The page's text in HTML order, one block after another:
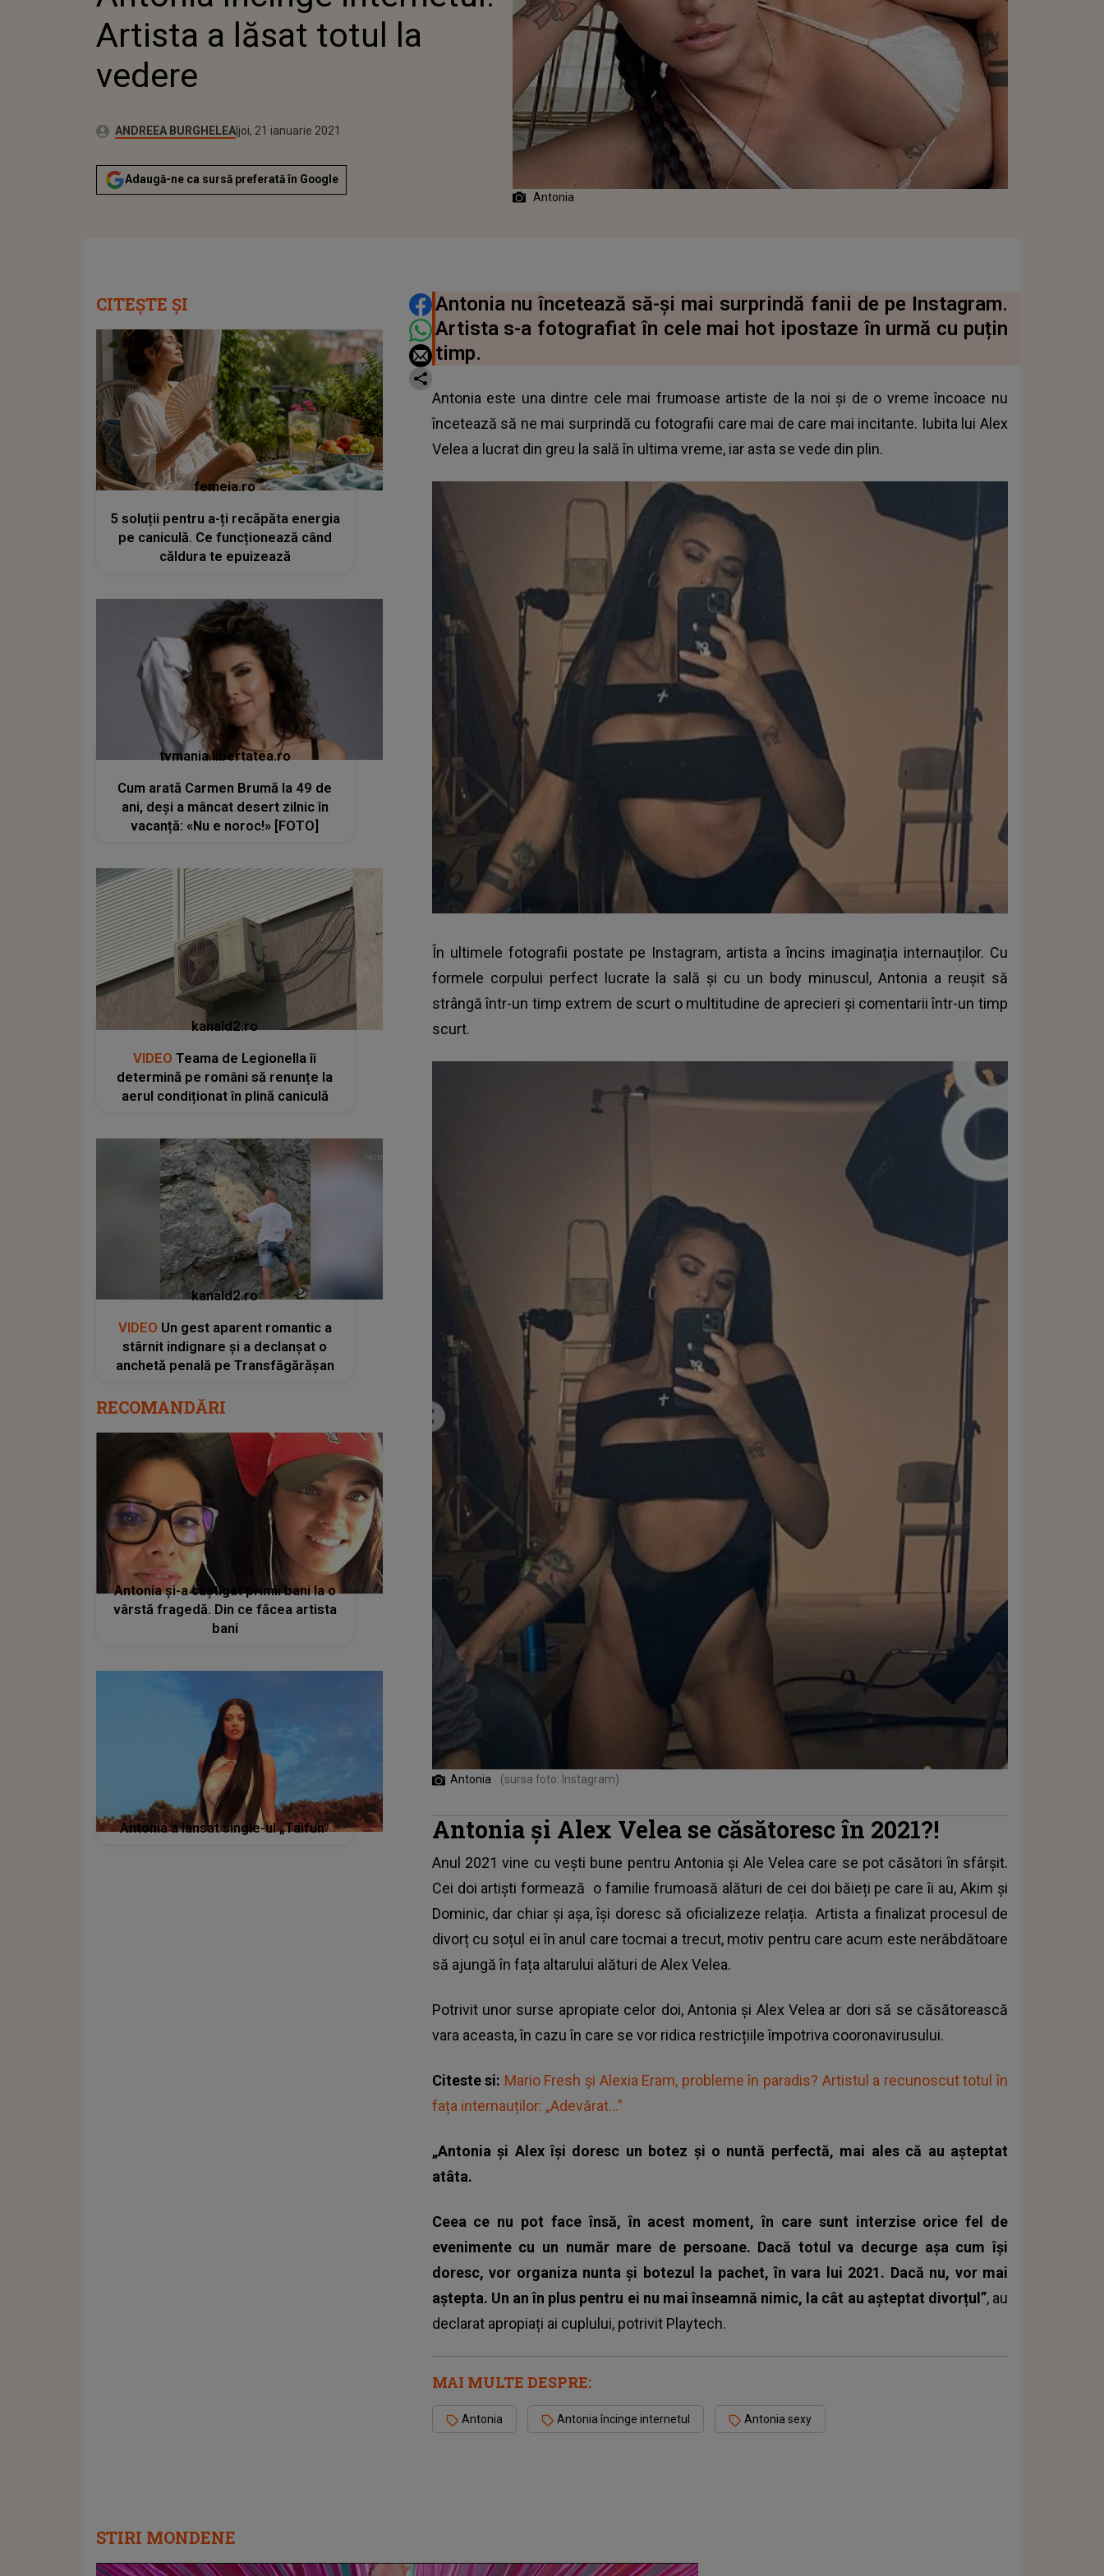
Artista a lăsat totul la
vedere
Autor:ANDREEA BURGHELEAPublicat:
joi, 21 ianuarie 2021
Actualizat:
joi, 21 ianuarie 2021
Adaugă-ne ca sursă preferată în Google
Antonia
DISTRIBUIE ARTICOLUL
Antonia nu încetează să-și mai surprindă fanii de pe Instagram.
Artista s-a fotografiat în cele mai hot ipostaze în urmă cu puțin
timp.
Antonia este una dintre cele mai frumoase artiste de la noi și de o vreme încoace nu
încetează să ne mai surprindă cu fotografii care mai de care mai incitante. Iubita lui Alex
Velea a lucrat din greu la sală în ultima vreme, iar asta se vede din plin.
În ultimele fotografii postate pe Instagram, artista a încins imaginația internauților. Cu
formele corpului perfect lucrate la sală și cu un body minuscul, Antonia a reușit să
strângă într-un timp extrem de scurt o multitudine de aprecieri și comentarii într-un timp
scurt.
Antonia (sursa foto: Instagram)
Antonia și Alex Velea se căsătoresc în 2021?!
Anul 2021 vine cu vești bune pentru Antonia și Ale Velea care se pot căsători în sfârșit.
Cei doi artiști formează o familie frumoasă alături de cei doi băieți pe care îi au, Akim și
Dominic, dar chiar și așa, își doresc să oficializeze relația. Artista a finalizat procesul de
divorț cu soțul ei în anul care tocmai a trecut, motiv pentru care acum este nerăbdătoare
să ajungă în fața altarului alături de Alex Velea.
Potrivit unor surse apropiate celor doi, Antonia și Alex Velea ar dori să se căsătorească
vara aceasta, în cazu în care se vor ridica restricțiile împotriva cooronavirusului.
Citeste si: Mario Fresh și Alexia Eram, probleme în paradis? Artistul a recunoscut totul în
fața internauților: „Adevărat...”
„Antonia și Alex își doresc un botez și o nuntă perfectă, mai ales că au așteptat
atâta.
Ceea ce nu pot face însă, în acest moment, în care sunt interzise orice fel de
evenimente cu un număr mare de persoane. Dacă totul va decurge așa cum își
doresc, vor organiza nunta și botezul la pachet, în vara lui 2021. Dacă nu, vor mai
aștepta. Un an în plus pentru ei nu mai înseamnă nimic, la cât au așteptat divorțul”, au
declarat apropiați ai cuplului, potrivit Playtech.
MAI MULTE DESPRE:
Antonia Antonia încinge internetul Antonia sexy
CITEȘTE ȘI
femeia.ro
5 soluții pentru a-ți recăpăta energia
pe caniculă. Ce funcționează când
căldura te epuizează
tvmania.libertatea.ro
Cum arată Carmen Brumă la 49 de
ani, deși a mâncat desert zilnic în
vacanță: «Nu e noroc!» [FOTO]
kanald2.ro
VIDEO Teama de Legionella îi
determină pe români să renunțe la
aerul condiționat în plină caniculă
kanald2.ro
VIDEO Un gest aparent romantic a
stârnit indignare și a declanșat o
anchetă penală pe Transfăgărășan
RECOMANDĂRI
Antonia și-a câștigat primii bani la o
vârstă fragedă. Din ce făcea artista
bani
Antonia a lansat single-ul „Taifun”
STIRI MONDENE